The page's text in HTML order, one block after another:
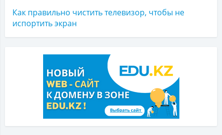
Как правильно чистить телевизор, чтобы не
испортить экран